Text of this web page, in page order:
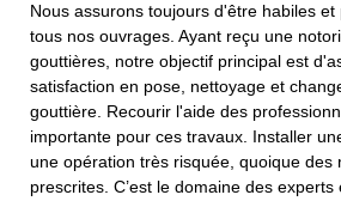
Nous assurons toujours d'être habiles
tous nos ouvrages. Ayant reçu une
gouttières, notre objectif principal est
satisfaction en pose, nettoyage et
gouttière. Recourir l'aide des
importante pour ces travaux. Installer
une opération très risquée, quoique des
prescrites. C’est le domaine des